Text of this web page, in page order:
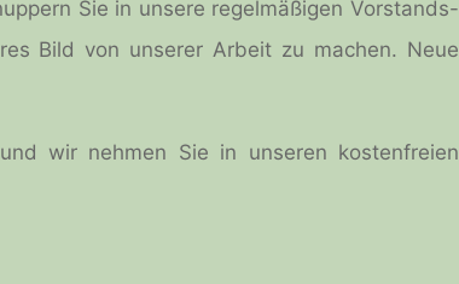
Sie in unsere regelmäßigen Vorstands-
Bild von unserer Arbeit zu machen. Neue
wir nehmen Sie in unseren kostenfreien